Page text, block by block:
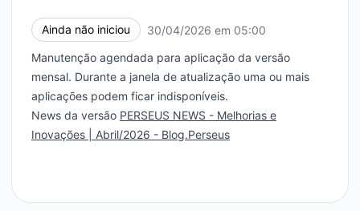
Ainda não iniciou 30/04/2026 em 05:00
Manutenção agendada para aplicação da versão
mensal. Durante a janela de atualização uma ou mais
aplicações podem ficar indisponíveis.
News da versão PERSEUS NEWS - Melhorias e
Inovações | Abril/2026 - Blog.Perseus